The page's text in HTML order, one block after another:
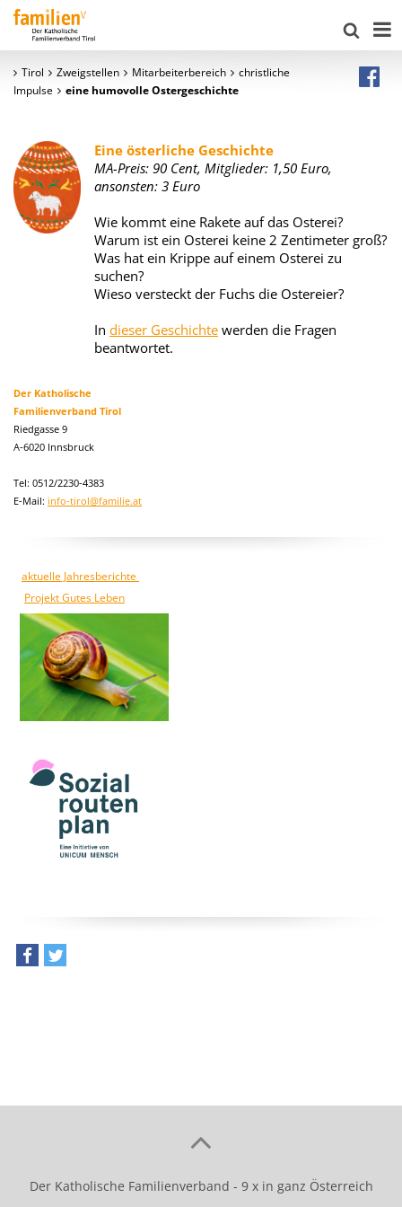
Tirol Zweigstellen Mitarbeiterbereich
christliche
Impulse
eine humovolle Ostergeschichte
Eine österliche Geschichte
MA-Preis: 90 Cent, Mitglieder: 1,50 Euro,
ansonsten: 3 Euro
Wie kommt eine Rakete auf das Osterei?
Warum ist ein Osterei keine 2 Zentimeter groß?
Was hat ein Krippe auf einem Osterei zu
suchen?
Wieso versteckt der Fuchs die Ostereier?
In dieser Geschichte werden die Fragen
beantwortet.
Der Katholische
Familienverband Tirol
Riedgasse 9
A-6020 Innsbruck
Tel: 0512/2230-4383
E-Mail: info-tirol@familie.at
aktuelle Jahresberichte
Projekt Gutes Leben
Der Katholische Familienverband - 9 x in ganz Österreich